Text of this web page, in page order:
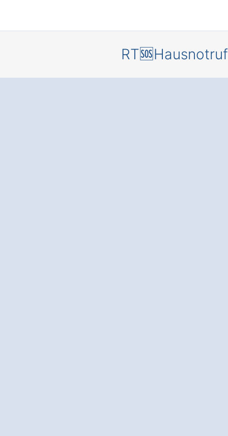
RT🆘Hausnotruf